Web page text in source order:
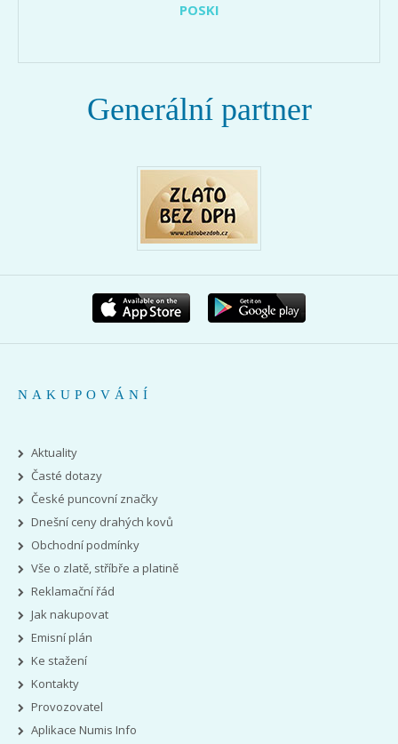
POSKI
Generální partner
NAKUPOVÁNÍ
Aktuality
Časté dotazy
České puncovní značky
Dnešní ceny drahých kovů
Obchodní podmínky
Vše o zlatě, stříbře a platině
Reklamační řád
Jak nakupovat
Emisní plán
Ke stažení
Kontakty
Provozovatel
Aplikace Numis Info